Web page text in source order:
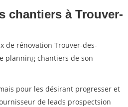
chantiers à Trouver-
de rénovation Trouver-des-
planning chantiers de son
pour les désirant progresser et
de leads prospectsion